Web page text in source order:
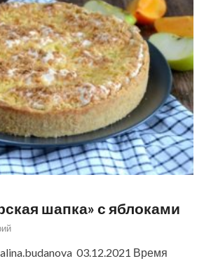
шапка» с яблоками
03.12.2021 Время